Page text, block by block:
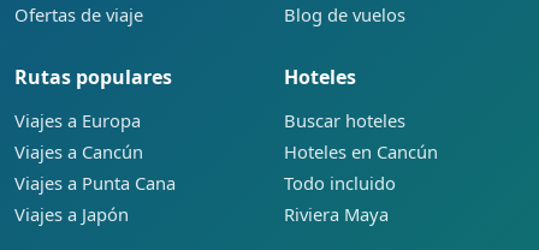
Ofertas de viaje
Blog de vuelos
Rutas populares
Viajes a Europa
Viajes a Cancún
Viajes a Punta Cana
Viajes a Japón
Hoteles
Buscar hoteles
Hoteles en Cancún
Todo incluido
Riviera Maya